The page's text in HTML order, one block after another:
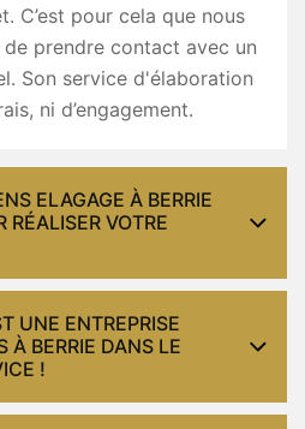
C’est pour cela que nous
prendre contact avec un
Son service d'élaboration
ni d’engagement.
ELAGAGE À BERRIE
VOTRE
UNE ENTREPRISE
À BERRIE DANS LE
!